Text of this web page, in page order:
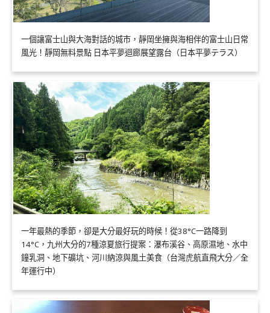
一個讓富士山與大海對話的城市，靜岡坐擁與海相伴的富士山日常
風光！靜岡無料景點 日本平夢迴廊展望露台（日本平夢テラス）
一年最熱的季節，卻是大分最好玩的時候！從38°C一路降到
14°C，九州大分的7種涼夏旅行提案：瀑布溪谷、高原濕地、水中
鐘乳洞、地下礦坑、河川納涼與風土美食（台灣虎航直飛大分／全
年運行中）